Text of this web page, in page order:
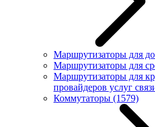
Маршрутизаторы для
Маршрутизаторы для
Маршрутизаторы для
провайдеров услуг
Коммутаторы (1579)